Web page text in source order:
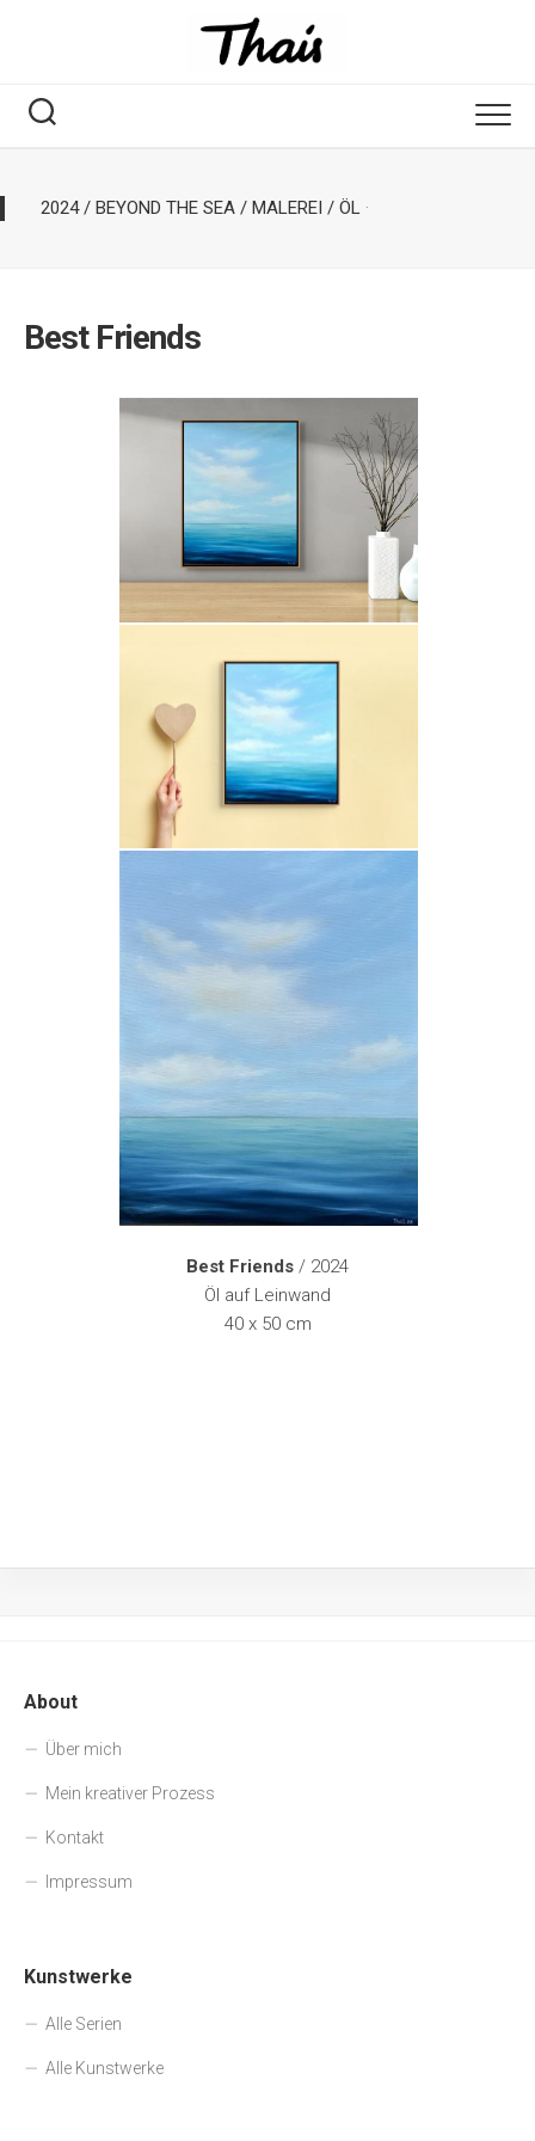
2024/ BEYOND THE SEA / MALEREI / ÖL ·
Best Friends
Best Friends / 2024
Öl auf Leinwand
40 x 50 cm
About
Über mich
Mein kreativer Prozess
Kontakt
Impressum
Kunstwerke
Alle Serien
Alle Kunstwerke